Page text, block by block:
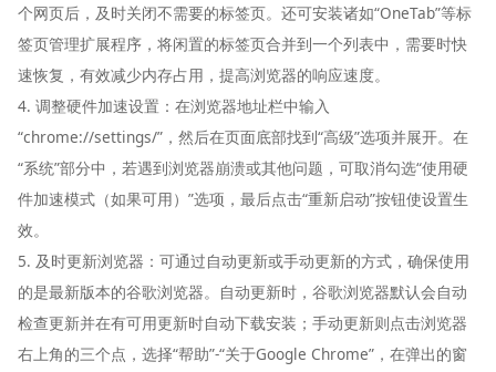
个网页后，及时关闭不需要的标签页。还可安装诸如“OneTab”等标
签页管理扩展程序，将闲置的标签页合并到一个列表中，需要时快
速恢复，有效减少内存占用，提高浏览器的响应速度。
4. 调整硬件加速设置：在浏览器地址栏中输入
“chrome://settings/”，然后在页面底部找到“高级”选项并展开。在
“系统”部分中，若遇到浏览器崩溃或其他问题，可取消勾选“使用硬
件加速模式（如果可用）”选项，最后点击“重新启动”按钮使设置生
效。
5. 及时更新浏览器：可通过自动更新或手动更新的方式，确保使用
的是最新版本的谷歌浏览器。自动更新时，谷歌浏览器默认会自动
检查更新并在有可用更新时自动下载安装；手动更新则点击浏览器
右上角的三个点，选择“帮助”-“关于Google Chrome”，在弹出的窗